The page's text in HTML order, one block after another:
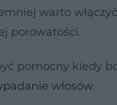
warto
porowatości.
pomocny kiedy
włosów.